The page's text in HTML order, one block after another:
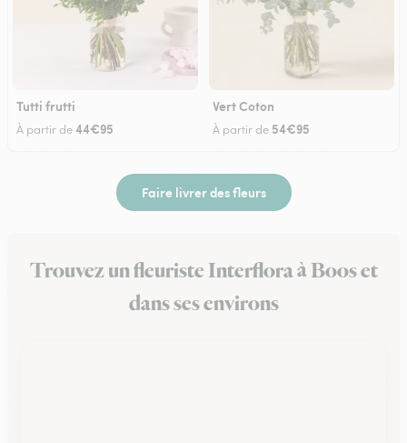
Tutti frutti
À partir de44€95
Vert Coton
À partir de 54€95
Faire livrer des fleurs
Trouvez un fleuriste Interflora à Boos et
dans ses environs